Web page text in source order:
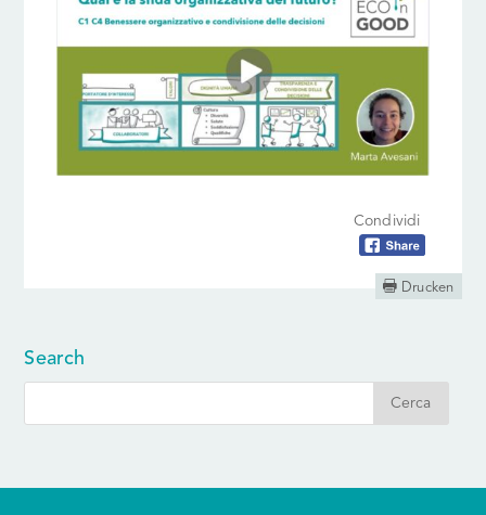
Condividi
Drucken
Search